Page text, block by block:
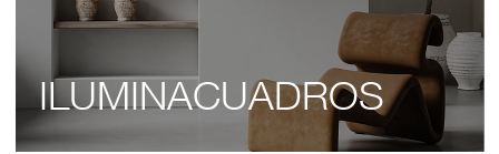
ILUMINACUADROS